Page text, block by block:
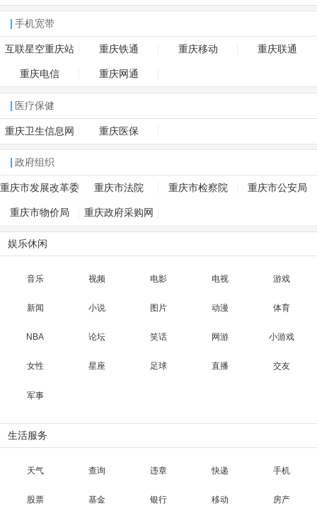
手机宽带
互联星空重庆站 重庆铁通 重庆移动 重庆联通
重庆电信 重庆网通
医疗保健
重庆卫生信息网 重庆医保
政府组织
重庆市发展改革委
员会
重庆市法院 重庆市检察院 重庆市公安局
重庆市物价局 重庆政府采购网
娱乐休闲
音乐 视频 电影 电视 游戏
新闻 小说 图片 动漫 体育
NBA 论坛 笑话 网游 小游戏
女性 星座 足球 直播 交友
军事
生活服务
天气 查询 违章 快递 手机
股票 基金 银行 移动 房产